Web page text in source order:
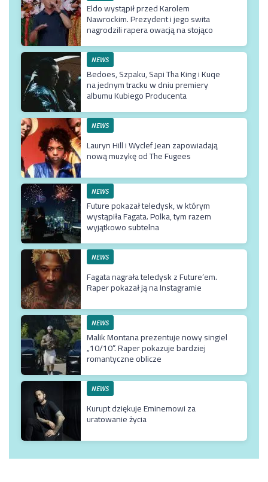
Eldo wystąpił przed Karolem
Nawrockim. Prezydent i jego swita
nagrodzili rapera owacją na stojąco
NEWS
Bedoes, Szpaku, Sapi Tha King i Kuqe
na jednym tracku w dniu premiery
albumu Kubiego Producenta
NEWS
Lauryn Hill i Wyclef Jean zapowiadają
nową muzykę od The Fugees
NEWS
Future pokazał teledysk, w którym
wystąpiła Fagata. Polka, tym razem
wyjątkowo subtelna
NEWS
Fagata nagrała teledysk z Future’em.
Raper pokazał ją na Instagramie
NEWS
Malik Montana prezentuje nowy singiel
„10/10”. Raper pokazuje bardziej
romantyczne oblicze
NEWS
Kurupt dziękuje Eminemowi za
uratowanie życia